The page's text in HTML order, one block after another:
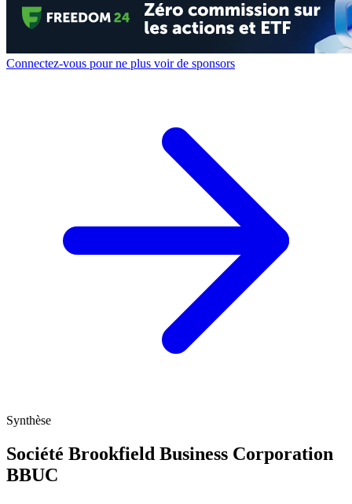
Connectez-vous pour ne plus voir de sponsors
Synthèse
Société Brookfield Business Corporation
BBUC